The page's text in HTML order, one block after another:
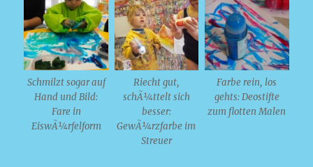
Schmilzt sogar auf
Hand und Bild:
Fare in
EiswÃ¼rfelform
Riecht gut,
schÃ¼ttelt sich
besser:
GewÃ¼rzfarbe im
Streuer
Farbe rein, los
gehts: Deostifte
zum flotten Malen